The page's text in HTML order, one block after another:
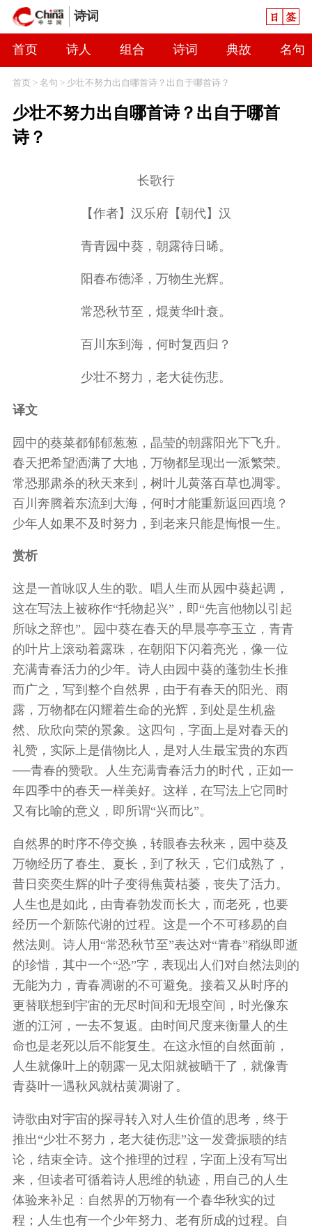
诗词
首页 诗人 组合 诗词 典故 名句
首页> 名句 > 少壮不努力出自哪首诗？出自于哪首诗？
少壮不努力出自哪首诗？出自于哪首
诗？
长歌行
【作者】汉乐府【朝代】汉
青青园中葵，朝露待日晞。
阳春布德泽，万物生光辉。
常恐秋节至，焜黄华叶衰。
百川东到海，何时复西归？
少壮不努力，老大徒伤悲。
译文
园中的葵菜都郁郁葱葱，晶莹的朝露阳光下飞升。
春天把希望洒满了大地，万物都呈现出一派繁荣。
常恐那肃杀的秋天来到，树叶儿黄落百草也凋零。
百川奔腾着东流到大海，何时才能重新返回西境？
少年人如果不及时努力，到老来只能是悔恨一生。
赏析
这是一首咏叹人生的歌。唱人生而从园中葵起调，
这在写法上被称作“托物起兴”，即“先言他物以引起
所咏之辞也”。园中葵在春天的早晨亭亭玉立，青青
的叶片上滚动着露珠，在朝阳下闪着亮光，像一位
充满青春活力的少年。诗人由园中葵的蓬勃生长推
而广之，写到整个自然界，由于有春天的阳光、雨
露，万物都在闪耀着生命的光辉，到处是生机盎
然、欣欣向荣的景象。这四句，字面上是对春天的
礼赞，实际上是借物比人，是对人生最宝贵的东西
──青春的赞歌。人生充满青春活力的时代，正如一
年四季中的春天一样美好。这样，在写法上它同时
又有比喻的意义，即所谓“兴而比”。
自然界的时序不停交换，转眼春去秋来，园中葵及
万物经历了春生、夏长，到了秋天，它们成熟了，
昔日奕奕生辉的叶子变得焦黄枯萎，丧失了活力。
人生也是如此，由青春勃发而长大，而老死，也要
经历一个新陈代谢的过程。这是一个不可移易的自
然法则。诗人用“常恐秋节至”表达对“青春”稍纵即逝
的珍惜，其中一个“恐”字，表现出人们对自然法则的
无能为力，青春凋谢的不可避免。接着又从时序的
更替联想到宇宙的无尽时间和无垠空间，时光像东
逝的江河，一去不复返。由时间尺度来衡量人的生
命也是老死以后不能复生。在这永恒的自然面前，
人生就像叶上的朝露一见太阳就被晒干了，就像青
青葵叶一遇秋风就枯黄凋谢了。
诗歌由对宇宙的探寻转入对人生价值的思考，终于
推出“少壮不努力，老大徒伤悲”这一发聋振聩的结
论，结束全诗。这个推理的过程，字面上没有写出
来，但读者可循着诗人思维的轨迹，用自己的人生
体验来补足：自然界的万物有一个春华秋实的过
程；人生也有一个少年努力、老有所成的过程。自